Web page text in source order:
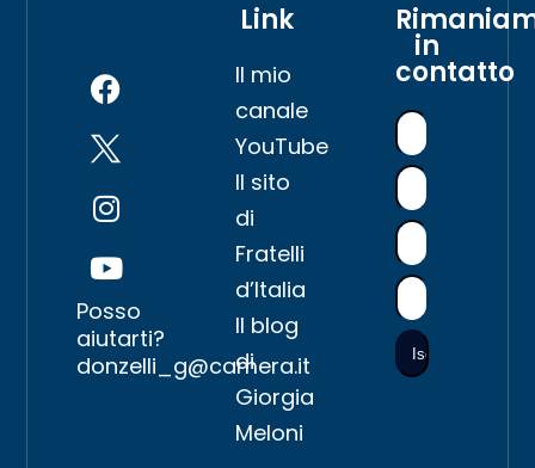
Posso
aiutarti?
donzelli_g@camera.it
Link
Il mio
canale
YouTube
Il sito
di
Fratelli
d’Italia
Il blog
di
Giorgia
Meloni
in
contatto